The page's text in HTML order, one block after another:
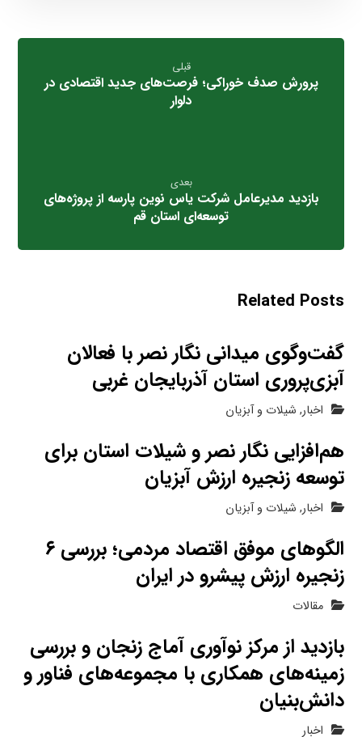
قبلی
پرورش صدف خوراکی؛ فرصت‌های جدید اقتصادی در
دلوار
بعدی
بازدید مدیرعامل شرکت یاس نوین پارسه از پروژه‌های
توسعه‌ای استان قم
Related Posts
گفت‌وگوی میدانی نگار نصر با فعالان
آبزی‌پروری استان آذربایجان غربی
اخبار, شیلات و آبزیان
هم‌افزایی نگار نصر و شیلات استان برای
توسعه زنجیره ارزش آبزیان
اخبار, شیلات و آبزیان
الگوهای موفق اقتصاد مردمی؛ بررسی ۶
زنجیره ارزش پیشرو در ایران
مقالات
بازدید از مرکز نوآوری آماج زنجان و بررسی
زمینه‌های همکاری با مجموعه‌های فناور و
دانش‌بنیان
اخبار